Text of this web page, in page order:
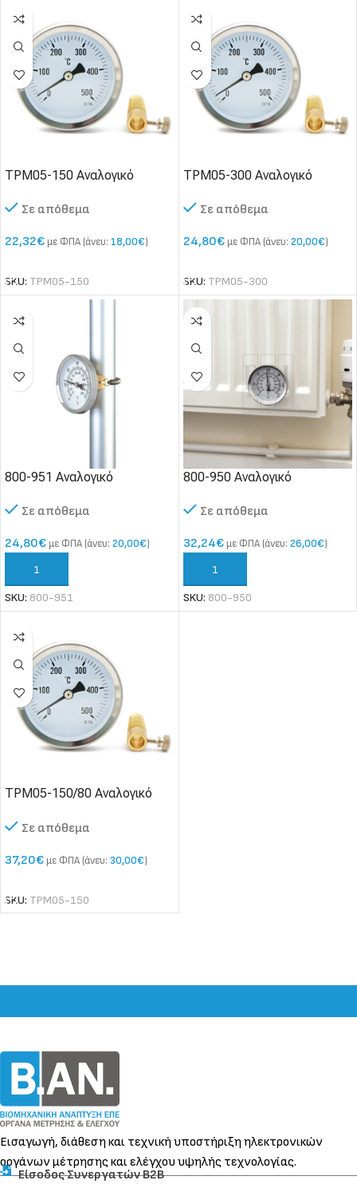
TPM05-150 Αναλογικό
500°CΣε απόθεμα
22,32€ με ΦΠΑ (άνευ: 18,00€)
SKU: TPM05-150
TPM05-300 Αναλογικό
500°CΣε απόθεμα
24,80€ με ΦΠΑ (άνευ: 20,00€)
SKU: TPM05-300
800-951 Αναλογικό
Σε απόθεμα
24,80€ με ΦΠΑ (άνευ: 20,00€)
ΠΡΟΣΘΉΚΗ ΣΤΟ ΚΑΛΆΘΙ
SKU: 800-951
800-950 Αναλογικό
καλοριφέρ με μαγνήτη
Σε απόθεμα
32,24€ με ΦΠΑ (άνευ: 26,00€)
ΠΡΟΣΘΉΚΗ ΣΤΟ ΚΑΛΆΘΙ
SKU: 800-950
TPM05-150/80 Αναλογικό
500°CΣε απόθεμα
37,20€ με ΦΠΑ (άνευ: 30,00€)
SKU: TPM05-150
Εισαγωγή, διάθεση και τεχνική υποστήριξη ηλεκτρονικών
οργάνων μέτρησης και ελέγχου υψηλής τεχνολογίας.
Είσοδος Συνεργατών Β2Β